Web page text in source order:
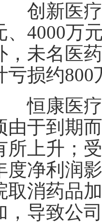
创新医疗
、4000万
，未名医
亏损约800
恒康医疗
由于到期
所上升；
度净利润
取消药品
，导致公